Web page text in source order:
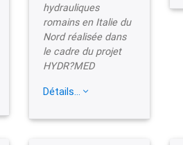
hydrauliques
romains en Italie du
Nord réalisée dans
le cadre du projet
HYDR?MED
Détails...